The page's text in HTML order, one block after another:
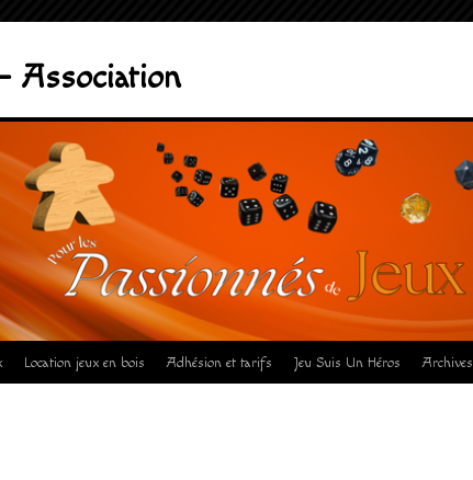
Association
Location jeux en bois Adhésion et tarifs Jeu Suis Un Héros Archives